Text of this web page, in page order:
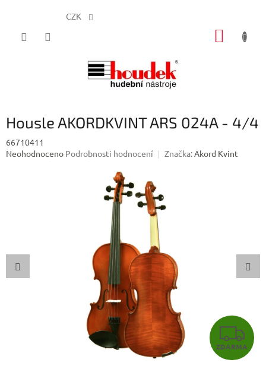
CZK
Housle AKORDKVINT ARS 024A - 4/4
66710411
Průměrné
Neohodnoceno Podrobnosti hodnocení Značka:Akord Kvint
Z
D
ZDARMA